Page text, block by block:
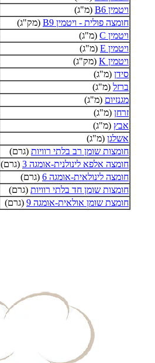
ויטמין B6
(מ"ג)
חומצה פולית - ויטמין B9
(מק"ג)
ויטמין C
(מ"ג)
ויטמין E
(מ"ג)
ויטמין K
(מק"ג)
סידן (מ"ג)
ברזל (מ"ג)
מגנזיום (מ"ג)
זרחן (מ"ג)
אבץ (מ"ג)
אשלגן (מ"ג)
חומצות שומן רב בלתי רוויות (גרם)
חומצה אלפא לינולנית-אומגה 3
(גרם)
חומצה לינולאית-אומגה 6
(גרם)
חומצות שומן חד בלתי רוויות (גרם)
חומצת שומן אולאית-אומגה 9
(גרם)